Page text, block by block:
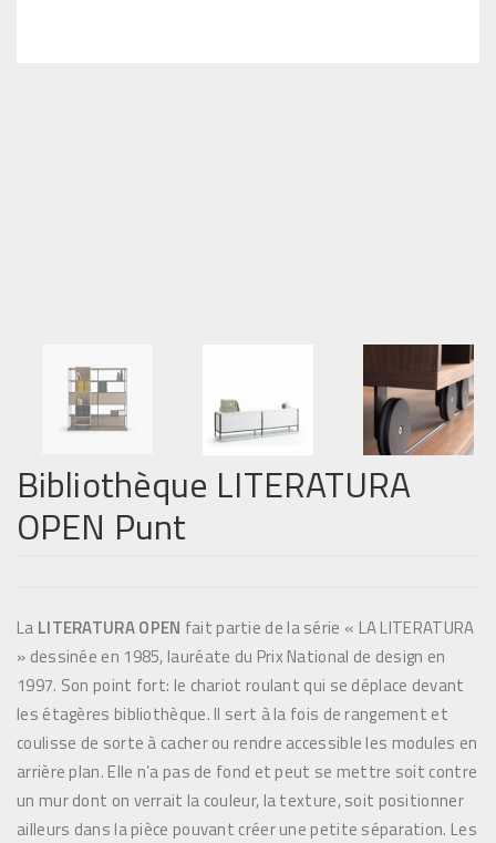
Bibliothèque LITERATURA
OPEN Punt
La LITERATURA OPEN fait partie de la série « LA LITERATURA
» dessinée en 1985, lauréate du Prix National de design en
1997. Son point fort: le chariot roulant qui se déplace devant
les étagères bibliothèque. Il sert à la fois de rangement et
coulisse de sorte à cacher ou rendre accessible les modules en
arrière plan. Elle n’a pas de fond et peut se mettre soit contre
un mur dont on verrait la couleur, la texture, soit positionner
ailleurs dans la pièce pouvant créer une petite séparation. Les